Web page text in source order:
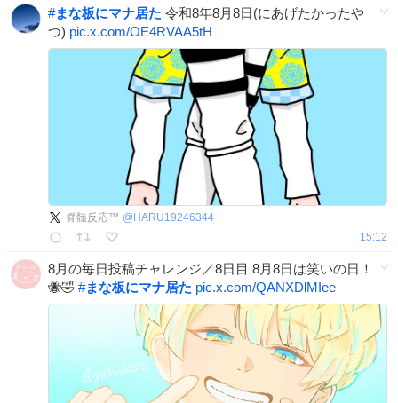
#まな板にマナ居た 令和8年8月8日(にあげたかったや
つ) pic.x.com/OE4RVAA5tH
脊髄反応™ @ HARU19246344
15:12
8月の毎日投稿チャレンジ／8日目 8月8日は笑いの日！
🐝🤣 #まな板にマナ居た pic.x.com/QANXDlMIee